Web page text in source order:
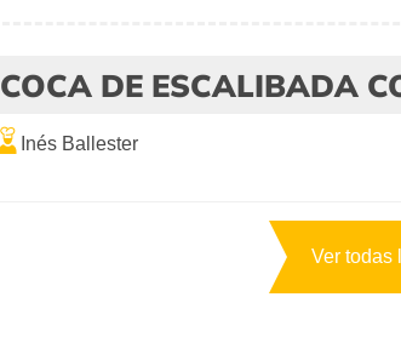
COCA DE ESCALIBADA
Inés Ballester
Ver todas